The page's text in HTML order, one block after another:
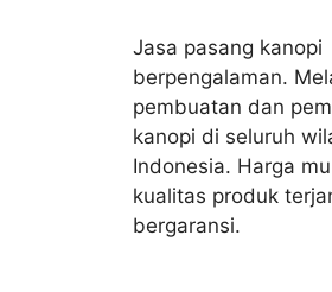
Jasa pasang kanopi
berpengalaman.
pembuatan dan
kanopi di seluruh
Indonesia. Harga
kualitas produk
bergaransi.